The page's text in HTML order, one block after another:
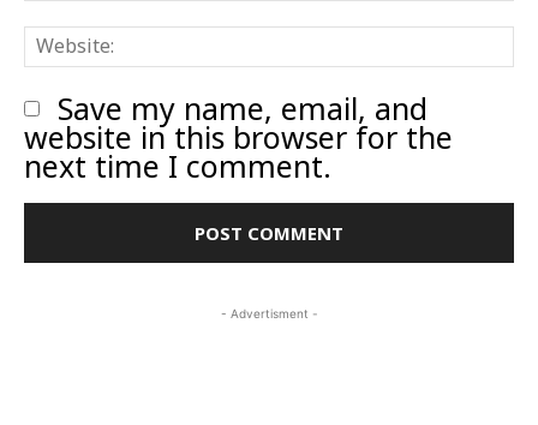
Save my name, email, and
website in this browser for the
next time I comment.
- Advertisment -